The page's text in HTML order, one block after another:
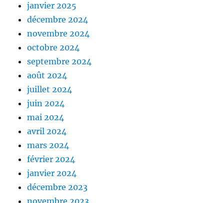
janvier 2025
décembre 2024
novembre 2024
octobre 2024
septembre 2024
août 2024
juillet 2024
juin 2024
mai 2024
avril 2024
mars 2024
février 2024
janvier 2024
décembre 2023